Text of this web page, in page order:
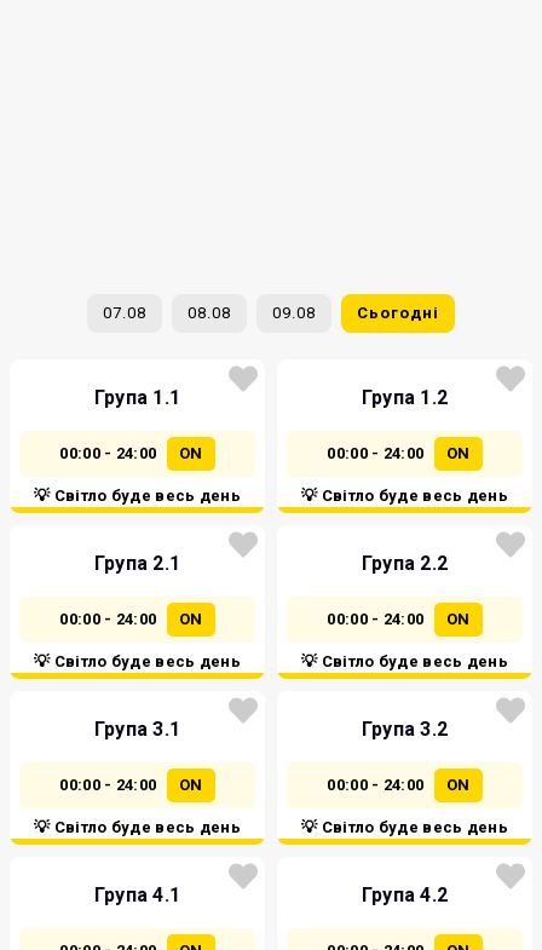
07.08 08.08 09.08 Сьогодні
Група 1.1
00:00 - 24:00 ON
💡 Світло буде весь день
Група 1.2
00:00 - 24:00 ON
💡 Світло буде весь день
Група 2.1
00:00 - 24:00 ON
💡 Світло буде весь день
Група 2.2
00:00 - 24:00 ON
💡 Світло буде весь день
Група 3.1
00:00 - 24:00 ON
💡 Світло буде весь день
Група 3.2
00:00 - 24:00 ON
💡 Світло буде весь день
Група 4.1 Група 4.2